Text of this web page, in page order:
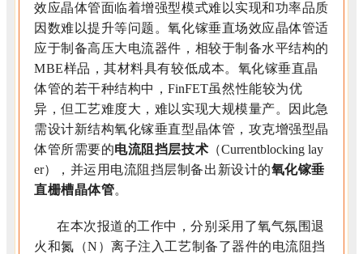
效应晶体管面临着增强型模式难以实现和功率品质
因数难以提升等问题。氧化镓垂直场效应晶体管适
应于制备高压大电流器件，相较于制备水平结构的
MBE样品，其材料具有较低成本。氧化镓垂直晶
体管的若干种结构中，FinFET虽然性能较为优
异，但工艺难度大，难以实现大规模量产。因此急
需设计新结构氧化镓垂直型晶体管，攻克增强型晶
体管所需要的电流阻挡层技术 （Currentblocking lay
er）
，并运用电流阻挡层制备出新设计的氧化镓垂
直栅槽晶体管。
在本次报道的工作中，分别采用了氧气氛围退
火和氮（N）离子注入工艺制备了器件的电流阻挡